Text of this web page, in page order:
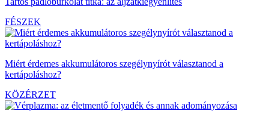
FÉSZEK
Miért érdemes akkumulátoros szegélynyírót választanod a
kertápoláshoz?
KÖZÉRZET